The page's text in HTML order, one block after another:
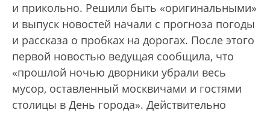
и прикольно. Решили быть «оригинальными»
и выпуск новостей начали с прогноза погоды
и рассказа о пробках на дорогах. После этого
первой новостью ведущая сообщила, что
«прошлой ночью дворники убрали весь
мусор, оставленный москвичами и гостями
столицы в День города». Действительно